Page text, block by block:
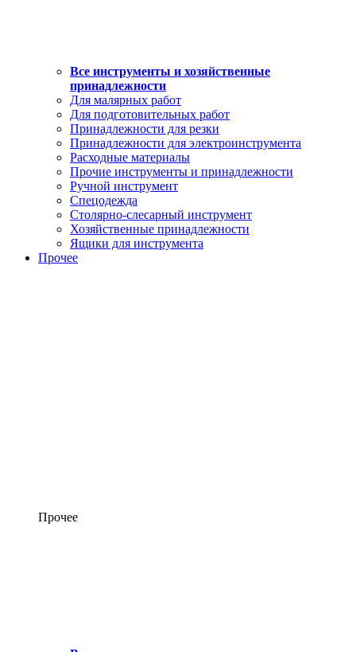
Все инструменты и хозяйственные
принадлежности
Для малярных работ
Для подготовительных работ
Принадлежности для резки
Принадлежности для электроинструмента
Расходные материалы
Прочие инструменты и принадлежности
Ручной инструмент
Спецодежда
Столярно-слесарный инструмент
Хозяйственные принадлежности
Ящики для инструмента
Прочее
Прочее